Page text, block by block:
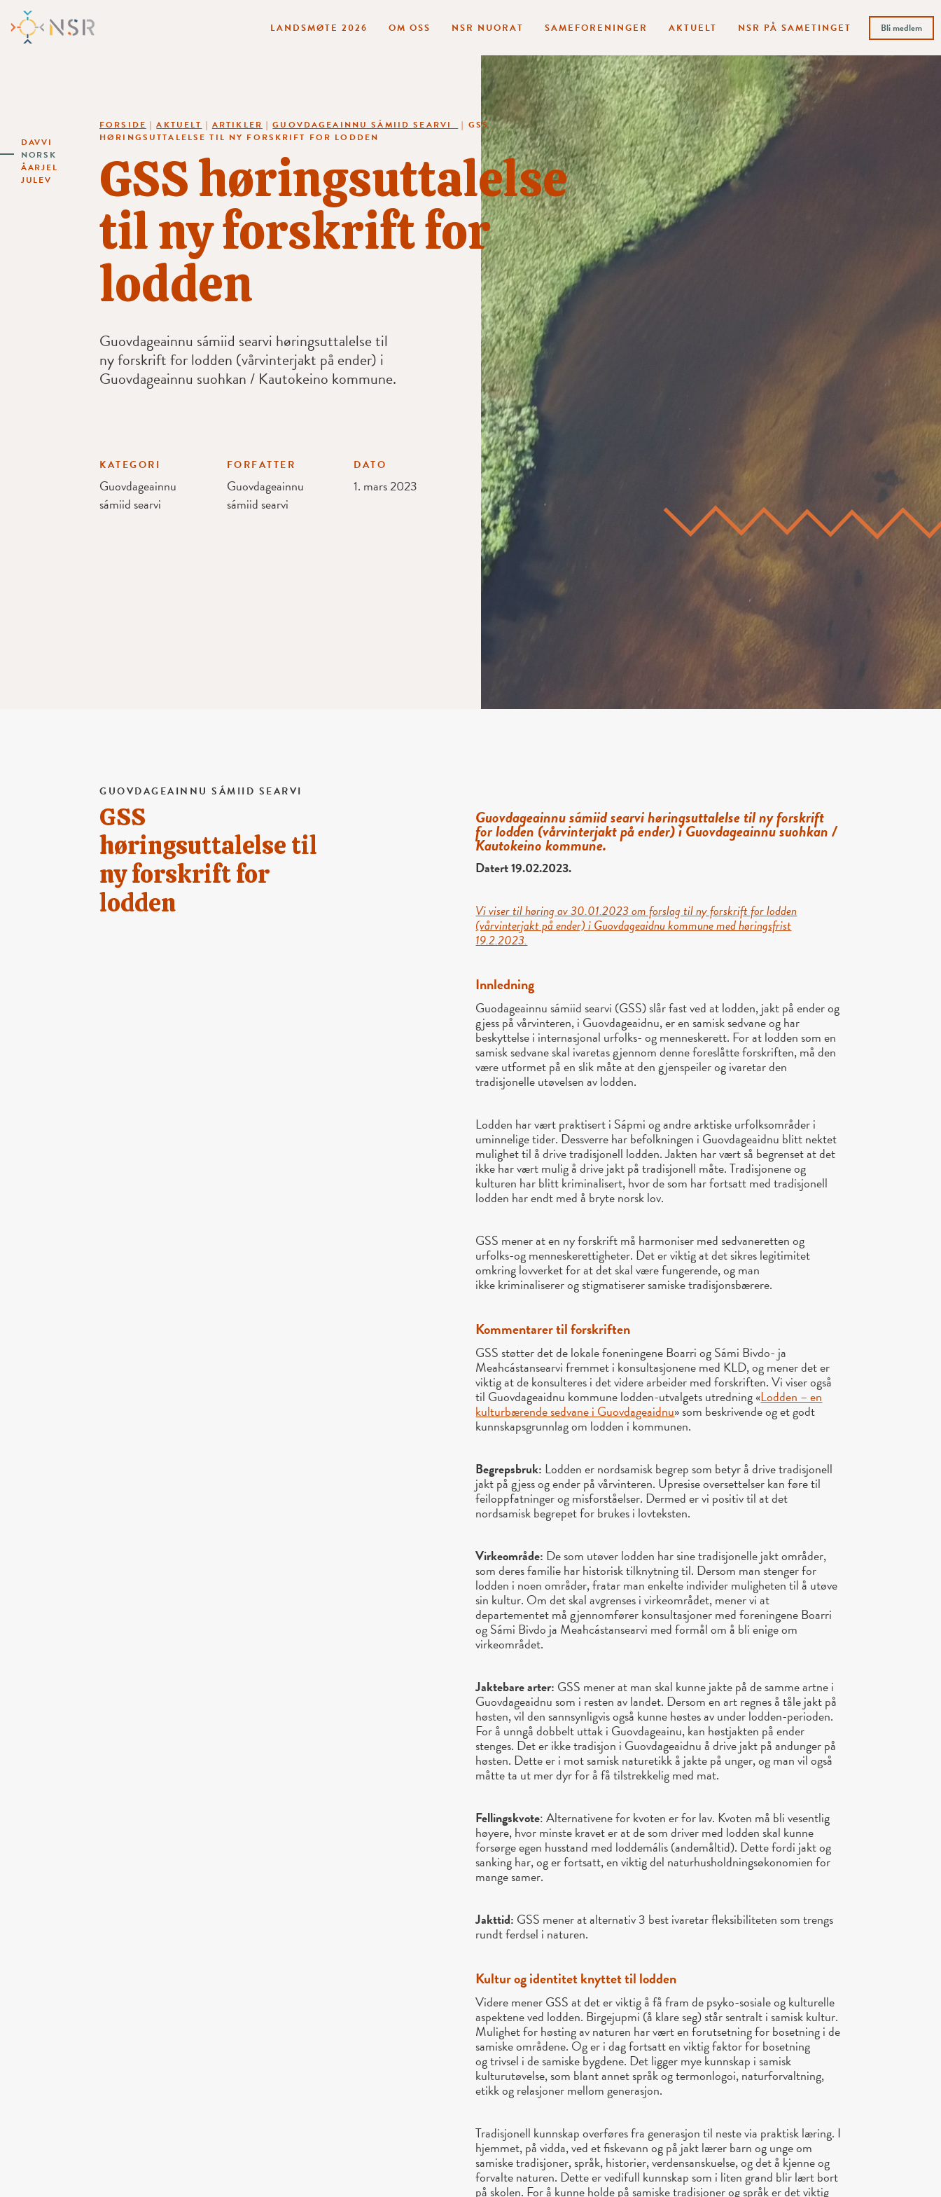
DAVVI
NORSK
ÅARJEL
JULEV
LANDSMØTE 2026 OM OSS NSR NUORAT SAMEFORENINGER AKTUELT NSR PÅ SAMETINGET Bli medlem
FORSIDE |AKTUELT | ARTIKLER |GUOVDAGEAINNU SÁMIID SEARVI | GSS
HØRINGSUTTALELSE TIL NY FORSKRIFT FOR LODDEN
GSS høringsuttalelse
til ny forskrift for
lodden
Guovdageainnu sámiid searvi høringsuttalelse til
ny forskrift for lodden (vårvinterjakt på ender) i
Guovdageainnu suohkan / Kautokeino kommune.
KATEGORI
Guovdageainnu
sámiid searvi
FORFATTER
Guovdageainnu
sámiid searvi
DATO
1. mars 2023
GUOVDAGEAINNU SÁMIID SEARVI
GSS
høringsuttalelse til
ny forskrift for
lodden
Guovdageainnu sámiid searvi høringsuttalelse til ny forskrift
for lodden (vårvinterjakt på ender) i Guovdageainnu suohkan /
Kautokeino kommune.
Datert 19.02.2023.
Vi viser til høring av 30.01.2023 om forslag til ny forskrift for lodden
(vårvinterjakt på ender) iGuovdageaidnu kommune med høringsfrist
19.2.2023.
Innledning
Guodageainnu sámiid searvi (GSS) slår fast ved at lodden, jakt på ender og
gjess på vårvinteren, i Guovdageaidnu, er en samisk sedvane og har
beskyttelse i internasjonal urfolks- og menneskerett. For at lodden som en
samisk sedvane skal ivaretas gjennom denne foreslåtte forskriften, må den
være utformet på en slik måte at den gjenspeiler og ivaretar den
tradisjonelle utøvelsen av lodden.
Lodden har vært praktisert i Sápmi og andre arktiske urfolksområder i
uminnelige tider. Dessverre har befolkningen i Guovdageaidnu blitt nektet
mulighet til å drive tradisjonell lodden. Jakten har vært så begrenset at det
ikke har vært mulig å drive jakt på tradisjonell måte. Tradisjonene og
kulturen har blitt kriminalisert, hvor de som har fortsatt med tradisjonell
lodden har endt med å bryte norsk lov.
GSS mener at en ny forskrift må harmoniser med sedvaneretten og
urfolks-og menneskerettigheter. Det er viktig at det sikres legitimitet
omkring lovverket for at det skal være fungerende, og man
ikke kriminaliserer og stigmatiserer samiske tradisjonsbærere.
Kommentarer til forskriften
GSS støtter det de lokale foneningene Boarri og Sámi Bivdo- ja
Meahcástansearvi fremmet i konsultasjonene med KLD, og mener det er
viktig at de konsulteres i det videre arbeider med forskriften. Vi viser også
til Guovdageaidnu kommune lodden-utvalgets utredning «Lodden – en
kulturbærende sedvane i Guovdageaidnu» som beskrivende og et godt
kunnskapsgrunnlag om lodden i kommunen.
Begrepsbruk: Lodden er nordsamisk begrep som betyr å drive tradisjonell
jakt på gjess og ender på vårvinteren. Upresise oversettelser kan føre til
feiloppfatninger og misforståelser. Dermed er vi positiv til at det
nordsamisk begrepet for brukes i lovteksten.
Virkeområde: De som utøver lodden har sine tradisjonelle jakt områder,
som deres familie har historisk tilknytning til. Dersom man stenger for
lodden i noen områder, fratar man enkelte individer muligheten til å utøve
sin kultur. Om det skal avgrenses i virkeområdet, mener vi at
departementet må gjennomfører konsultasjoner med foreningene Boarri
og Sámi Bivdo ja Meahcástansearvi med formål om å bli enige om
virkeområdet.
Jaktebare arter: GSS mener at man skal kunne jakte på de samme artne i
Guovdageaidnu som i resten av landet. Dersom en art regnes å tåle jakt på
høsten, vil den sannsynligvis også kunne høstes av under lodden-perioden.
For å unngå dobbelt uttak i Guovdageainu, kan høstjakten på ender
stenges. Det er ikke tradisjon i Guovdageaidnu å drive jakt på andunger på
høsten. Dette er i mot samisk naturetikk å jakte på unger, og man vil også
måtte ta ut mer dyr for å få tilstrekkelig med mat.
Fellingskvote: Alternativene for kvoten er for lav. Kvoten må bli vesentlig
høyere, hvor minste kravet er at de som driver med lodden skal kunne
forsørge egen husstand med loddemális (andemåltid). Dette fordi jakt og
sanking har, og er fortsatt, en viktig del naturhusholdningsøkonomien for
mange samer.
Jakttid: GSS mener at alternativ 3 best ivaretar fleksibiliteten som trengs
rundt ferdsel i naturen.
Kultur og identitet knyttet til lodden
Videre mener GSS at det er viktig å få fram de psyko-sosiale og kulturelle
aspektene ved lodden. Birgejupmi (å klare seg) står sentralt i samisk kultur.
Mulighet for høsting av naturen har vært en forutsetning for bosetning i de
samiske områdene. Og er i dag fortsatt en viktig faktor for bosetning
og trivsel i de samiske bygdene. Det ligger mye kunnskap i samisk
kulturutøvelse, som blant annet språk og termonlogoi, naturforvaltning,
etikk og relasjoner mellom generasjon.
Tradisjonell kunnskap overføres fra generasjon til neste via praktisk læring. I
hjemmet, på vidda, ved et fiskevann og på jakt lærer barn og unge om
samiske tradisjoner, språk, historier, verdensanskuelse, og det å kjenne og
forvalte naturen. Dette er vedifull kunnskap som i liten grand blir lært bort
på skolen. For å kunne holde på samiske tradisjoner og språk er det viktig